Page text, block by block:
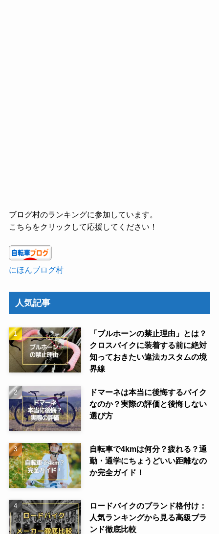
ブログ村のランキングに参加しています。
こちらをクリックして応援してください！
にほんブログ村
人気記事
「ブルホーンの禁止理由」とは？
クロスバイクに装着する前に絶対
知っておきたい違法カスタムの境
界線
ドマーネは本当に後悔するバイク
なのか？実際の評価と後悔しない
選び方
自転車で4kmは何分？疲れる？通
勤・通学にちょうどいい距離なの
か完全ガイド！
ロードバイクのブランド格付け：
人気ランキングから見る高級ブラ
ンド徹底比較